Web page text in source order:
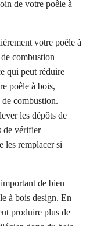
de votre poêle à
votre poêle à
combustion
qui peut réduire
poêle à bois,
de combustion.
les dépôts de
de vérifier
les remplacer si
de bien
à bois design. En
produire plus de